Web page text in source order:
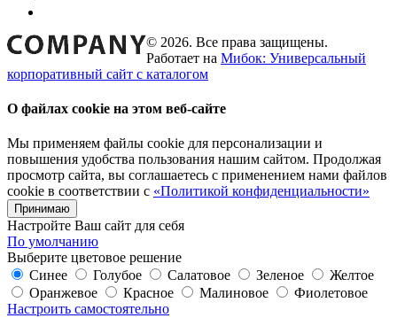
© 2026. Все права защищены.
Работает на Мибок: Универсальный
корпоративный сайт с каталогом
О файлах cookie на этом веб-сайте
Мы применяем файлы cookie для персонализации и
повышения удобства пользования нашим сайтом. Продолжая
просмотр сайта, вы соглашаетесь с применением нами файлов
cookie в соответствии с «Политикой конфиденциальности»
Принимаю
Настройте Ваш сайт для себя
По умолчанию
Выберите цветовое решение
Синее
Голубое Салатовое Зеленое
Желтое
Оранжевое
Красное Малиновое
Фиолетовое
Настроить самостоятельно